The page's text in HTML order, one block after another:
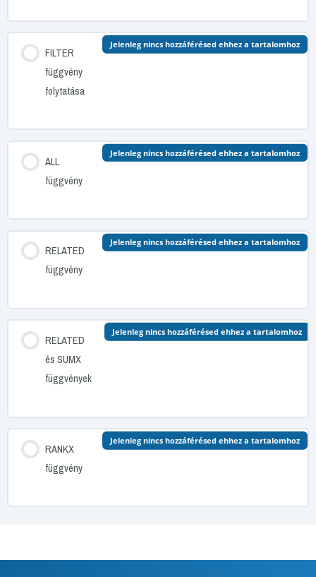
FILTER
függvény
folytatása
Jelenleg nincs hozzáférésed ehhez a tartalomhoz
ALL
függvény
Jelenleg nincs hozzáférésed ehhez a tartalomhoz
RELATED
függvény
Jelenleg nincs hozzáférésed ehhez a tartalomhoz
RELATED
és SUMX
függvények
Jelenleg nincs hozzáférésed ehhez a tartalomhoz
RANKX
függvény
Jelenleg nincs hozzáférésed ehhez a tartalomhoz